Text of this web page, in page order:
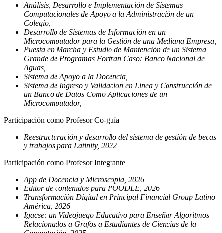
Análisis, Desarrollo e Implementación de Sistemas
Computacionales de Apoyo a la Administración de un
Colegio,
Desarrollo de Sistemas de Información en un
Microcomputador para la Gestión de una Mediana Empresa,
Puesta en Marcha y Estudio de Mantención de un Sistema
Grande de Programas Fortran Caso: Banco Nacional de
Aguas,
Sistema de Apoyo a la Docencia,
Sistema de Ingreso y Validacion en Linea y Construcción de
un Banco de Datos Como Aplicaciones de un
Microcomputador,
Participación como Profesor Co-guía
Reestructuración y desarrollo del sistema de gestión de becas
y trabajos para Latinity, 2022
Participación como Profesor Integrante
App de Docencia y Microscopia, 2026
Editor de contenidos para POODLE, 2026
Transformación Digital en Principal Financial Group Latino
América, 2026
Igacse: un Videojuego Educativo para Enseñar Algoritmos
Relacionados a Grafos a Estudiantes de Ciencias de la